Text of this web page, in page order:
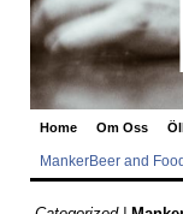
Home Om Oss
MankerBeer and Food